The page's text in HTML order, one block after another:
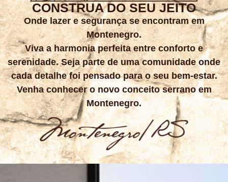
CONSTRUA DO SEU JEITO
Onde lazer e segurança se encontram em
Montenegro.
Viva a harmonia perfeita entre conforto e
serenidade. Seja parte de uma comunidade onde
cada detalhe foi pensado para o seu bem-estar.
Venha conhecer o novo conceito serrano em
Montenegro.